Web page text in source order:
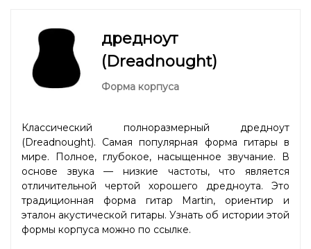
дредноут
(Dreadnought)
Форма корпуса
Классический полноразмерный дредноут
(Dreadnought). Самая популярная форма гитары в
мире. Полное, глубокое, насыщенное звучание. В
основе звука — низкие частоты, что является
отличительной чертой хорошего дредноута. Это
традиционная форма гитар Martin, ориентир и
эталон акустической гитары. Узнать об истории этой
формы корпуса можно по ссылке.